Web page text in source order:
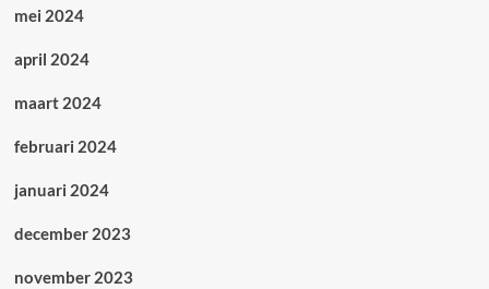
mei 2024
april 2024
maart 2024
februari 2024
januari 2024
december 2023
november 2023